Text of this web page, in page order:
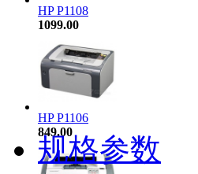
HP P1108
1099.00
HP P1106
849.00
规格参数